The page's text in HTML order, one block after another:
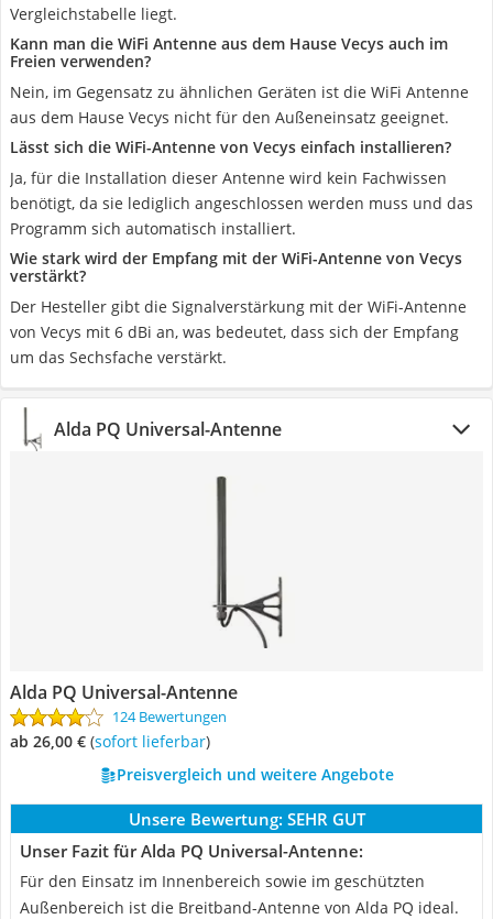
Vergleichstabelle liegt.
Kann man die WiFi Antenne aus dem Hause Vecys auch im
Freien verwenden?
Nein, im Gegensatz zu ähnlichen Geräten ist die WiFi Antenne
aus dem Hause Vecys nicht für den Außeneinsatz geeignet.
Lässt sich die WiFi-Antenne von Vecys einfach installieren?
Ja, für die Installation dieser Antenne wird kein Fachwissen
benötigt, da sie lediglich angeschlossen werden muss und das
Programm sich automatisch installiert.
Wie stark wird der Empfang mit der WiFi-Antenne von Vecys
verstärkt?
Der Hesteller gibt die Signalverstärkung mit der WiFi-Antenne
von Vecys mit 6 dBi an, was bedeutet, dass sich der Empfang
um das Sechsfache verstärkt.
Alda PQ Universal-Antenne
Alda PQ Universal-Antenne
124 Bewertungen
ab 26,00 € ( Sofort lieferbar)
Preisvergleich und weitere Angebote
Unsere Bewertung: SEHR GUT
Unser Fazit für Alda PQ Universal-Antenne:
Für den Einsatz im Innenbereich sowie im geschützten
Außenbereich ist die Breitband-Antenne von Alda PQ ideal.